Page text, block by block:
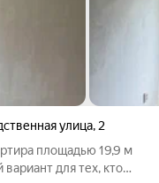
улица, 2
площадью 19,9 м
для тех, кто